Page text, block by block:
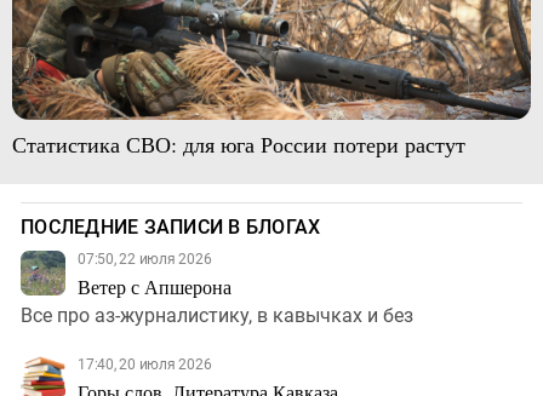
Статистика СВО: для юга России потери растут
ПОСЛЕДНИЕ ЗАПИСИ В БЛОГАХ
07:50, 22 июля 2026
Ветер с Апшерона
Все про аз-журналистику, в кавычках и без
17:40, 20 июля 2026